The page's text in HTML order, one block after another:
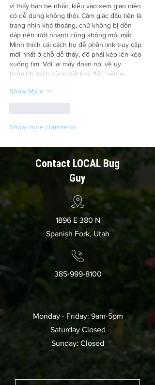
vì thấy bạn bè nhắc, kiểu vào xem giao diện
có dễ dùng không thôi. Cảm giác đầu tiên là
trang nhìn khá thoáng, chữ không bị dồn
dập nên lướt nhanh cũng không mỏi mắt.
Mình thích cái cách họ để phần link truy cập
mới nhất ở chỗ dễ thấy, đỡ phải kéo lên kéo
xuống tìm. Với lại mấy đoạn nói về uy
tín/minh bạch cũng đặt khá “lộ”, nên ai…
Show More
Show more comments
Contact LOCAL Bug
Guy
1896 E 380 N
Spanish Fork, Utah
385-999-8100
Monday - Friday: 9am-5pm
Saturday Closed
Sunday: Closed